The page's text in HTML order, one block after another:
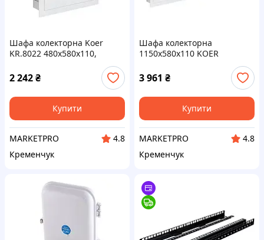
Шафа колекторна Koer
KR.8022 480x580x110,
2 242₴
Купити
MARKETPRO
4.8
Кременчук
Шафа колекторна
1150x580x110 KOER
(KR3209)
3 961 ₴
Купити
MARKETPRO
4.8
Кременчук